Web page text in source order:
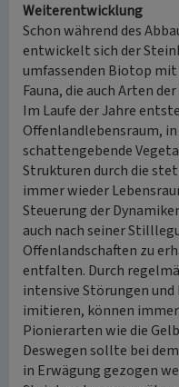
Weiterentwicklung
Schon während des
entwickelt sich der
umfassenden Biotop
Fauna, die auch Arten
Im Laufe der Jahre
Offenlandlebensraum,
schattengebende
Strukturen durch die
immer wieder
Steuerung der
auch nach seiner
Offenlandschaften zu
entfalten. Durch
intensive Störungen und
imitieren, können
Pionierarten wie die
Deswegen sollte bei
in Erwägung gezogen